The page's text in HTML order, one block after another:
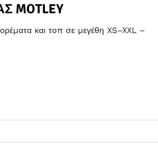
MOTLEY
και τοπ σε μεγέθη XS–XXL –